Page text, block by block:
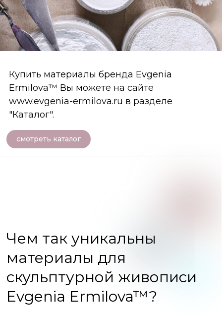
Купить материалы бренда Evgenia
Ermilova™ Вы можете на сайте
www.evgenia-ermilova.ru в разделе
"Каталог".
смотреть каталог
Чем так уникальны
материалы для
скульптурной живописи
Evgenia Ermilova™?